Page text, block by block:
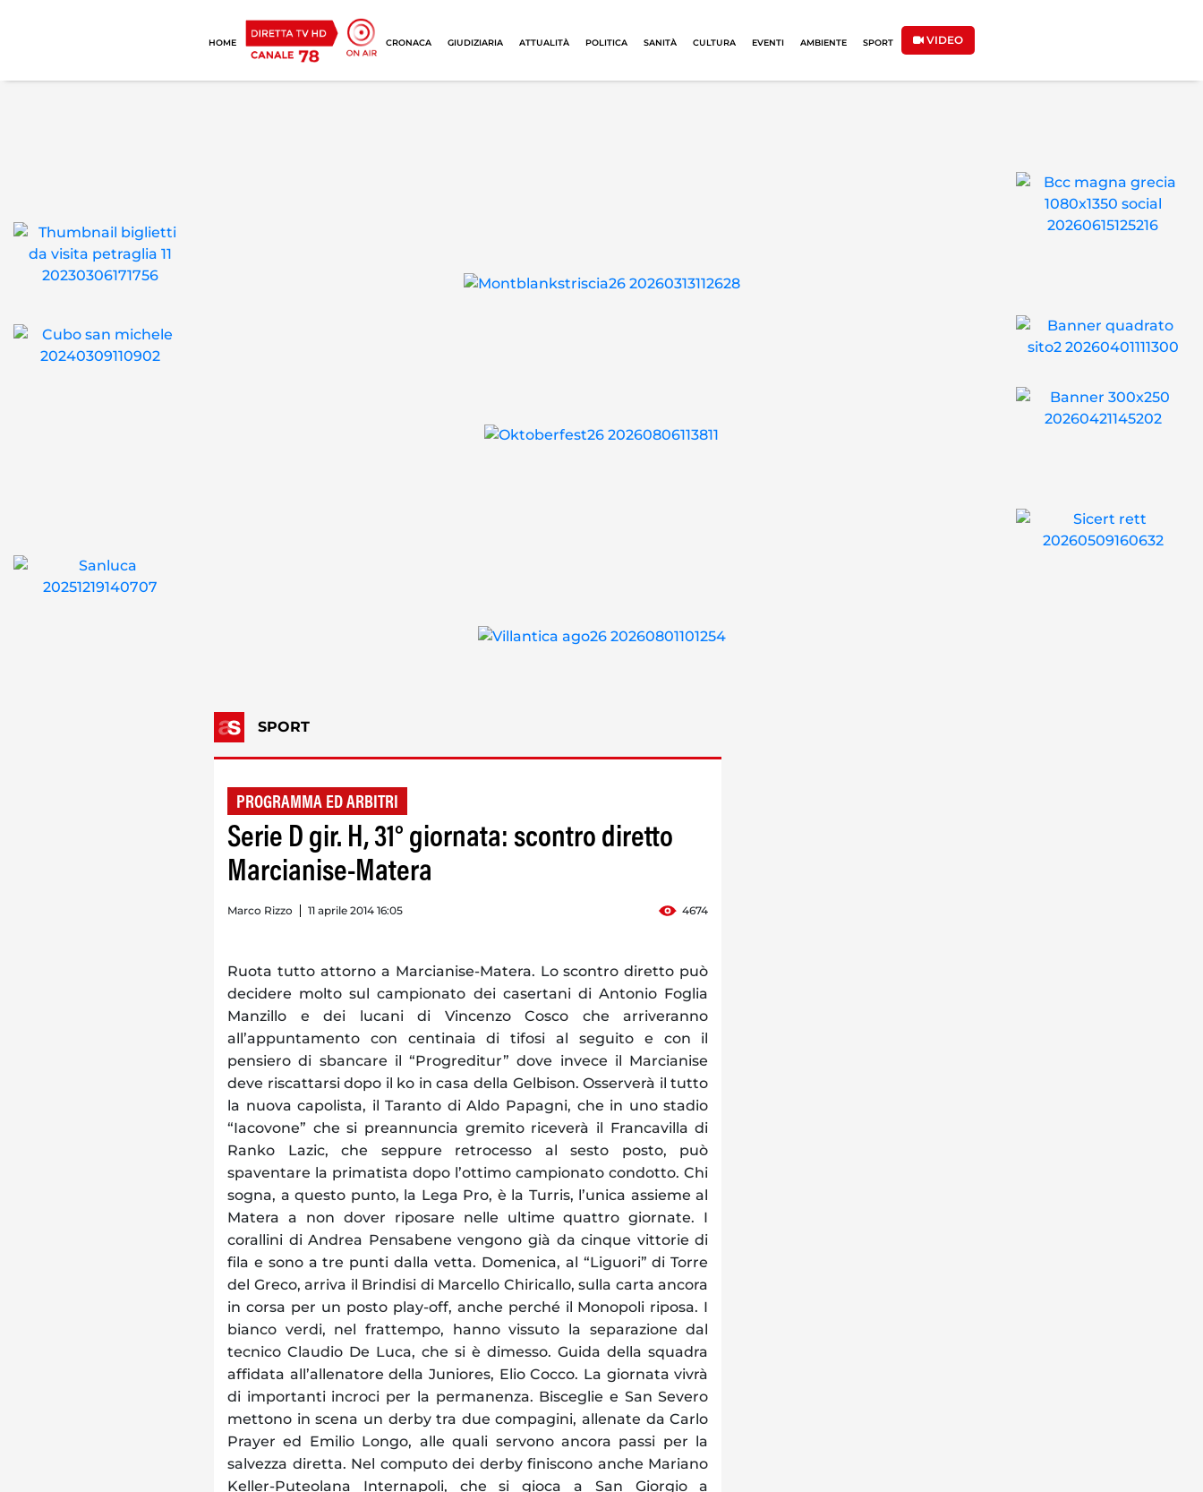
HOME CRONACA GIUDIZIARIA ATTUALITÀ POLITICA SANITÀ CULTURA EVENTI AMBIENTE SPORT VIDEO
SPORT
PROGRAMMA ED ARBITRI
Serie D gir. H, 31° giornata: scontro diretto
Marcianise-Matera
Marco Rizzo 11 aprile 2014 16:05 4674
Ruota tutto attorno a Marcianise-Matera. Lo scontro diretto può
decidere molto sul campionato dei casertani di Antonio Foglia
Manzillo e dei lucani di Vincenzo Cosco che arriveranno
all’appuntamento con centinaia di tifosi al seguito e con il
pensiero di sbancare il “Progreditur” dove invece il Marcianise
deve riscattarsi dopo il ko in casa della Gelbison. Osserverà il tutto
la nuova capolista, il Taranto di Aldo Papagni, che in uno stadio
“Iacovone” che si preannuncia gremito riceverà il Francavilla di
Ranko Lazic, che seppure retrocesso al sesto posto, può
spaventare la primatista dopo l’ottimo campionato condotto. Chi
sogna, a questo punto, la Lega Pro, è la Turris, l’unica assieme al
Matera a non dover riposare nelle ultime quattro giornate. I
corallini di Andrea Pensabene vengono già da cinque vittorie di
fila e sono a tre punti dalla vetta. Domenica, al “Liguori” di Torre
del Greco, arriva il Brindisi di Marcello Chiricallo, sulla carta ancora
in corsa per un posto play-off, anche perché il Monopoli riposa. I
bianco verdi, nel frattempo, hanno vissuto la separazione dal
tecnico Claudio De Luca, che si è dimesso. Guida della squadra
affidata all’allenatore della Juniores, Elio Cocco. La giornata vivrà
di importanti incroci per la permanenza. Bisceglie e San Severo
mettono in scena un derby tra due compagini, allenate da Carlo
Prayer ed Emilio Longo, alle quali servono ancora passi per la
salvezza diretta. Nel computo dei derby finiscono anche Mariano
Keller-Puteolana Internapoli, che si gioca a San Giorgio a